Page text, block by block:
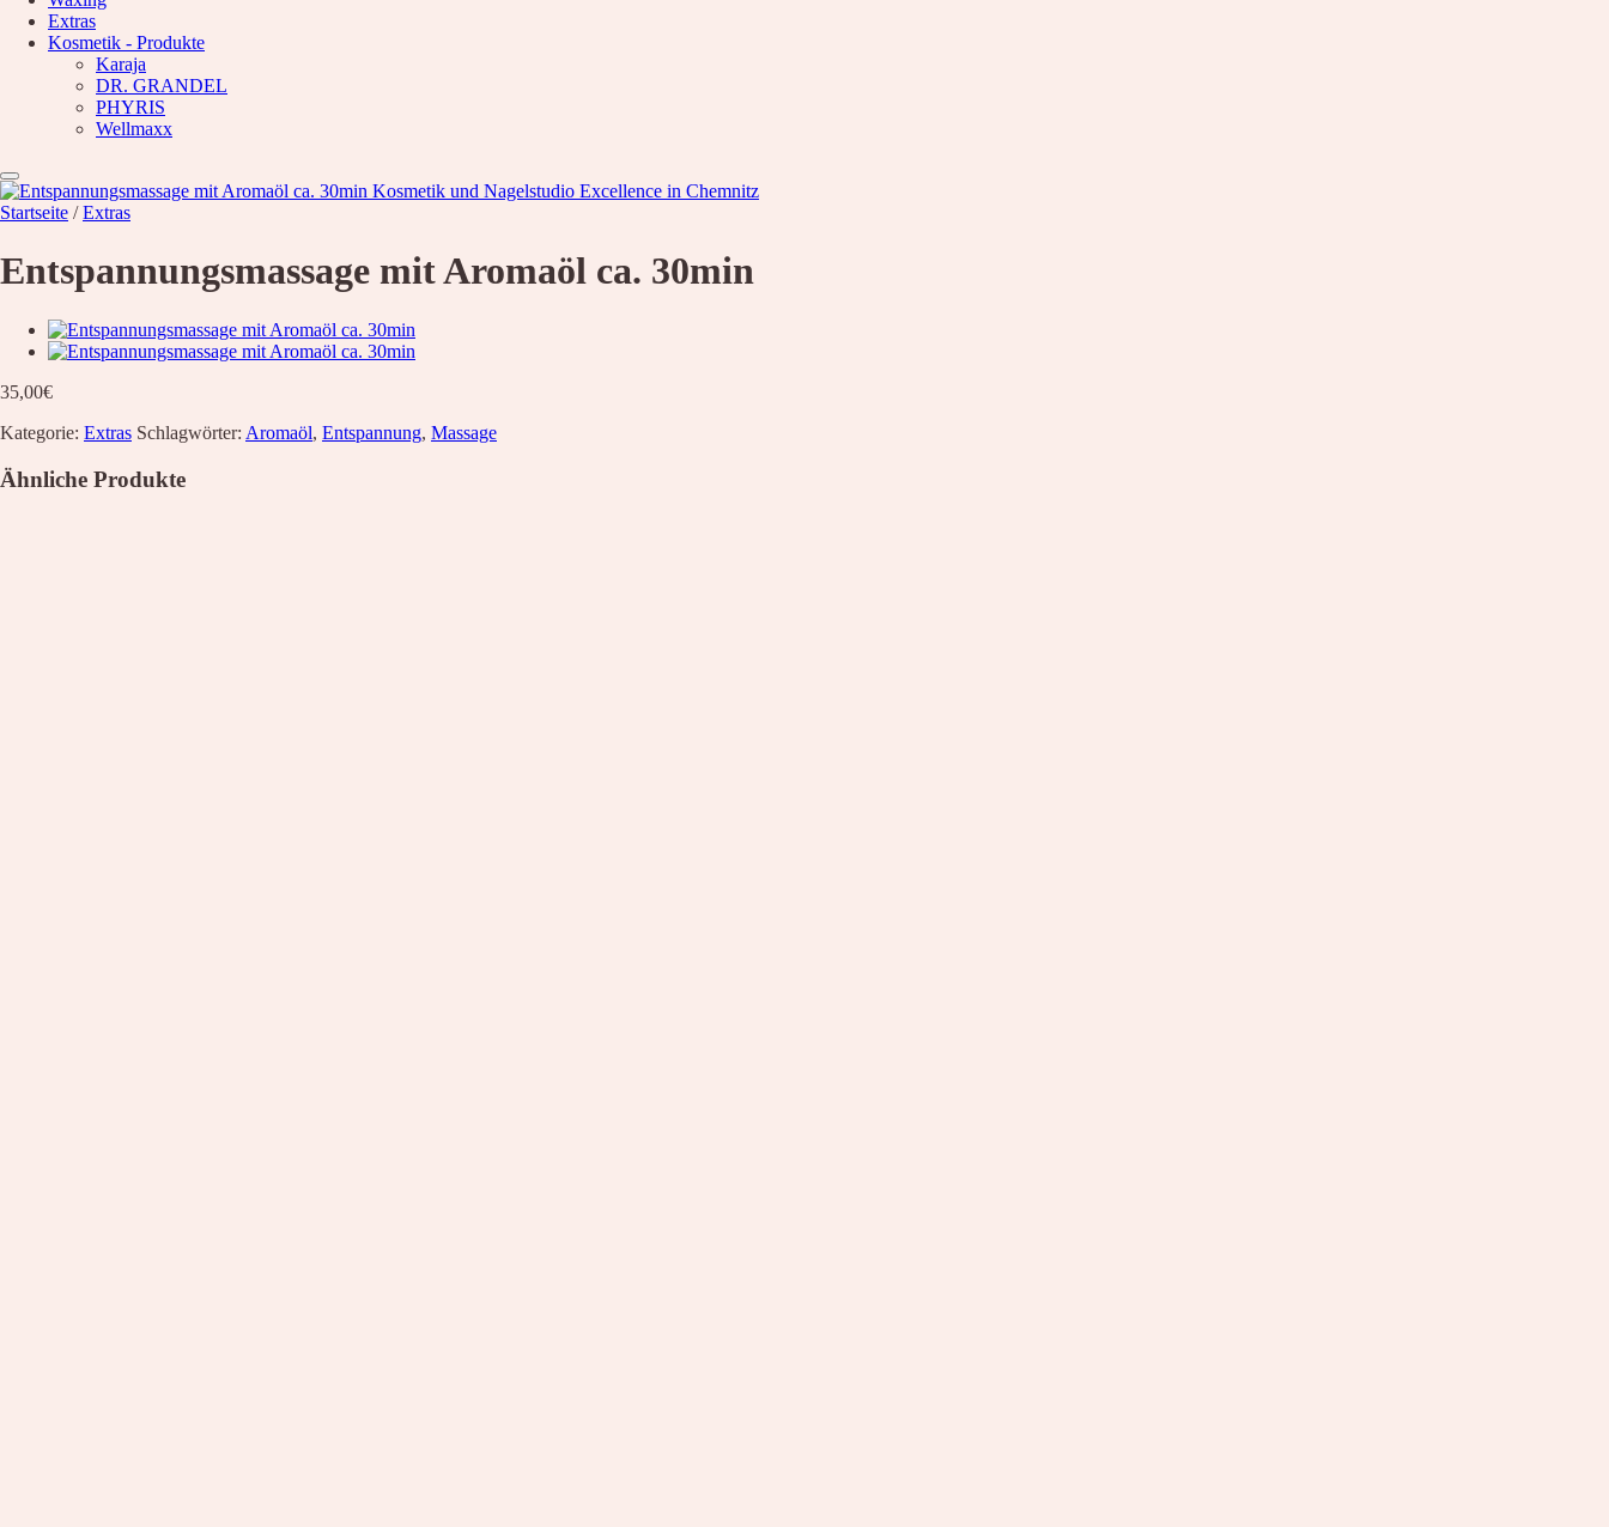
Hyaluron pen Behandlung
Microblading
PMU Permanent Make Up
Kosmetik – Produkte
Karaja
Wellmaxx
Informationen
Kontakt
Nachricht
Anfahrt
News
Wunschliste
Extras
Kosmetik - Produkte
Karaja
DR. GRANDEL
PHYRIS
Wellmaxx
Startseite / Extras
Entspannungsmassage mit Aromaöl ca. 30min
35,00€
Kategorie: Extras Schlagwörter: Aromaöl, Entspannung, Massage
Ähnliche Produkte